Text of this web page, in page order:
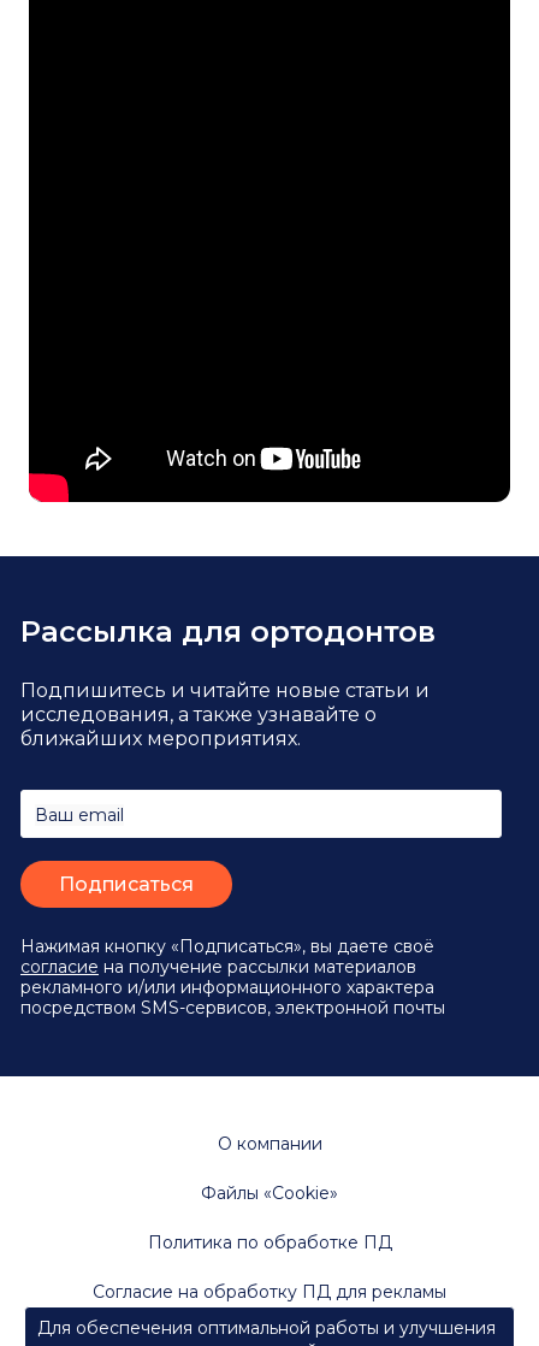
Рассылка для ортодонтов
Подпишитесь и читайте новые статьи и
исследования, а также узнавайте о
ближайших мероприятиях.
Ваш email
Нажимая кнопку «Подписаться», вы даете своё
согласие на получение рассылки материалов
рекламного и/или информационного характера
посредством SMS-сервисов, электронной почты
О компании
Файлы «Cookie»
Политика по обработке ПД
Согласие на обработку ПД для рекламы
Для обеспечения оптимальной работы и улучшения